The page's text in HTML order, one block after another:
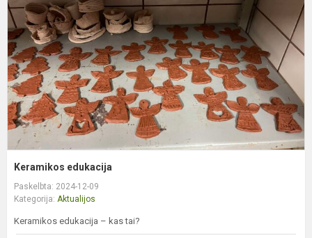
Keramikos edukacija
Paskelbta: 2024-12-09
Kategorija: Aktualijos
Keramikos edukacija – kas tai?